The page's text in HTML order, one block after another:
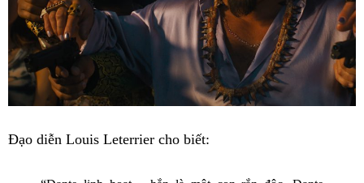
Đạo diễn Louis Leterrier cho biết: